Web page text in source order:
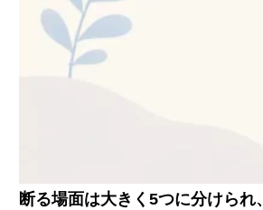
断る場面は大きく5つに分けられ